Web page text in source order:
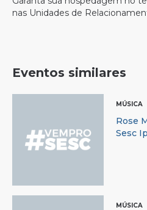
nas Unidades de
Eventos similares
MÚSICA
Rose
Sesc
MÚSICA